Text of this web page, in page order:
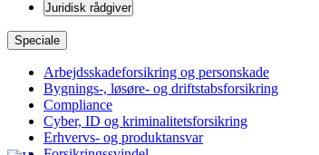
Juridisk rådgiver
Speciale
Arbejdsskadeforsikring og personskade
Bygnings-, løsøre- og driftstabsforsikring
Compliance
Cyber, ID og kriminalitetsforsikring
Erhvervs- og produktansvar